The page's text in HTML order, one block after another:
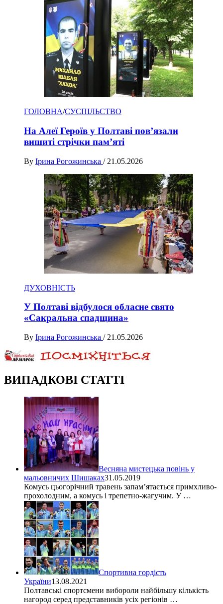
ГОЛОВНА/СУСПІЛЬСТВО
На Алеї Героїв у Полтаві пов’язали
вишиті стрічки пам’яті
By Ірина Рогожинська / 21.05.2026
ДУХОВНІСТЬ
У Полтаві відбулося обласне свято
«Сакральна спадщина»
By Ірина Рогожинська / 21.05.2026
ВИПАДКОВІ СТАТТІ
Весняна мистецька повінь у
мальовничих Шишаках31.05.2019
Комусь цьогорічний травень запам’ятається примхливо-
прохолодним, а комусь і трепетно-жагучим. У …
Спортивна гордість
України13.08.2021
Полтавські спортсмени вибороли найбільшу кількість
нагород серед представників усіх регіонів …